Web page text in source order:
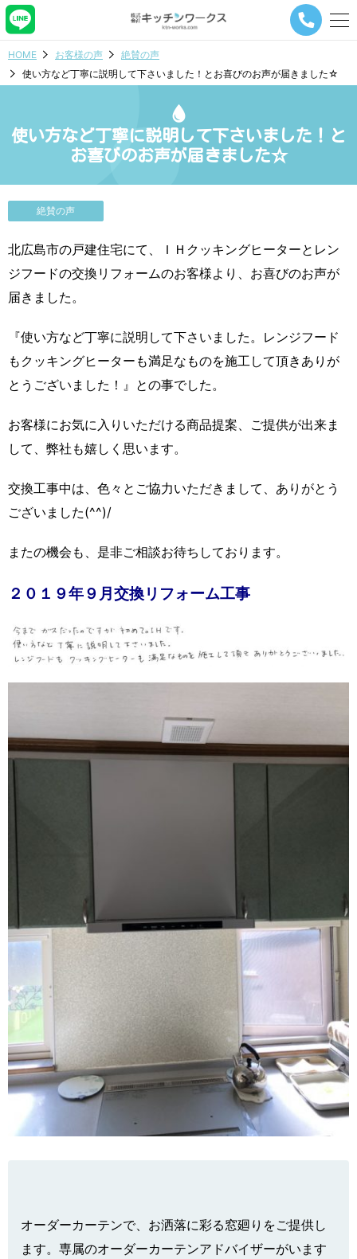
メ
ナ
シ
ボ
HOME お客様の声
絶賛の声
使い方など丁寧に説明して下さいました！とお喜びのお声が届きました☆
使い方など丁寧に説明して下さいました！と
お喜びのお声が届きました☆
絶賛の声
北広島市の戸建住宅にて、ＩＨクッキングヒーターとレン
ジフードの交換リフォームのお客様より、お喜びのお声が
届きました。
『使い方など丁寧に説明して下さいました。レンジフード
もクッキングヒーターも満足なものを施工して頂きありが
とうございました！』との事でした。
お客様にお気に入りいただける商品提案、ご提供が出来ま
して、弊社も嬉しく思います。
交換工事中は、色々とご協力いただきまして、ありがとう
ございました(^^)/
またの機会も、是非ご相談お待ちしております。
２０１９年９月交換リフォーム工事
オーダーカーテンで、お洒落に彩る窓廻りをご提供し
ます。専属のオーダーカーテンアドバイザーがいます